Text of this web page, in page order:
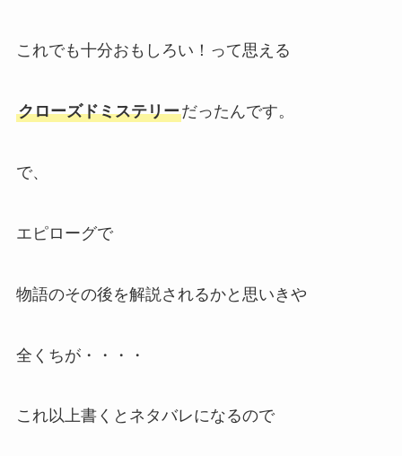
これでも十分おもしろい！って思える
クローズドミステリーだったんです。
で、
エピローグで
物語のその後を解説されるかと思いきや
全くちが・・・・
これ以上書くとネタバレになるので